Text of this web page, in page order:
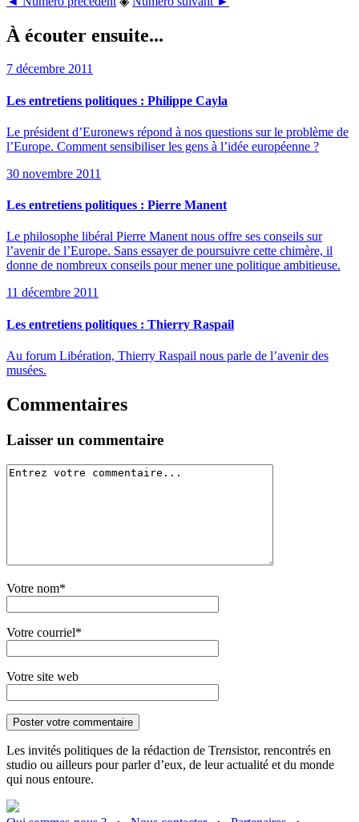
À écouter ensuite...
7 décembre 2011
Les entretiens politiques : Philippe Cayla
Le président d’Euronews répond à nos questions sur le problème de
l’Europe. Comment sensibiliser les gens à l’idée européenne ?
30 novembre 2011
Les entretiens politiques : Pierre Manent
Le philosophe libéral Pierre Manent nous offre ses conseils sur
l’avenir de l’Europe. Sans essayer de poursuivre cette chimère, il
donne de nombreux conseils pour mener une politique ambitieuse.
11 décembre 2011
Les entretiens politiques : Thierry Raspail
Au forum Libération, Thierry Raspail nous parle de l’avenir des
musées.
Commentaires
Laisser un commentaire
Votre nom*
Votre courriel*
Votre site web
Les invités politiques de la rédaction de Trensistor, rencontrés en
studio ou ailleurs pour parler d’eux, de leur actualité et du monde
qui nous entoure.